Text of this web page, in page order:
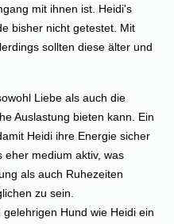
mit ihnen ist. Heidi's
bisher nicht getestet. Mit
sollten diese älter und
Liebe als auch die
Auslastung bieten kann. Ein
Heidi ihre Energie sicher
eher medium aktiv, was
als auch Ruhezeiten
zu sein.
Hund wie Heidi ein